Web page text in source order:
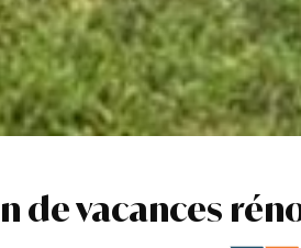
de vacances